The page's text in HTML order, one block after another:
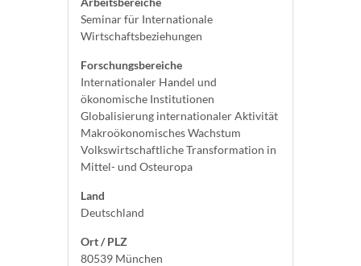
Seminar für Internationale
Wirtschaftsbeziehungen
Forschungsbereiche
Internationaler Handel und
ökonomische Institutionen
Globalisierung internationaler Aktivität
Makroökonomisches Wachstum
Volkswirtschaftliche Transformation in
Mittel- und Osteuropa
Land
Deutschland
Ort / PLZ
80539 München